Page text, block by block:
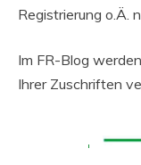
Registrierung o.Ä.
Im FR-Blog
Ihrer Zuschriften